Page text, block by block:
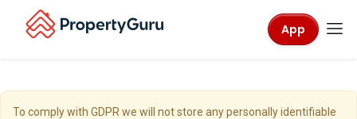
App
To comply with GDPR we will not store any personally identifiable